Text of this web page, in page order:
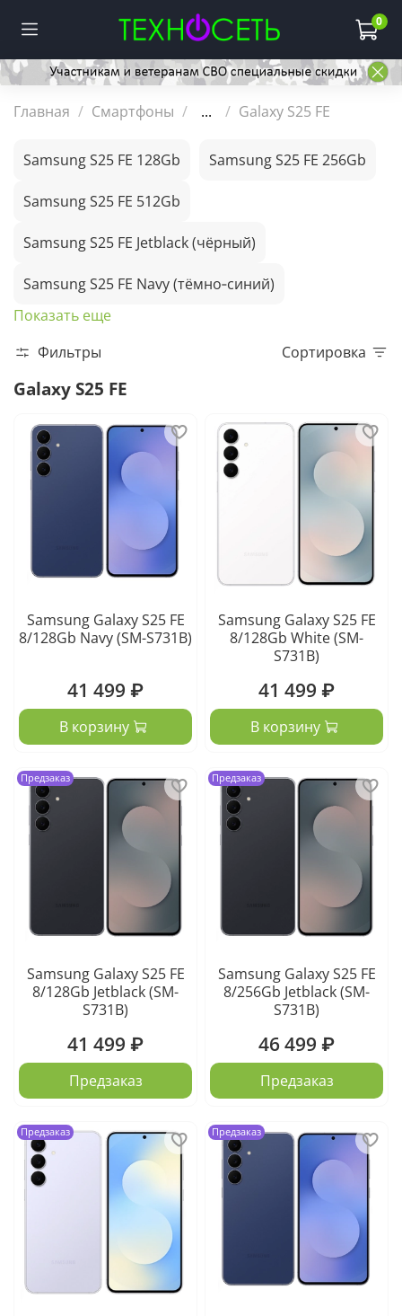
0
Главная Смартфоны ... Galaxy S25 FE
Samsung S25 FE 128Gb Samsung S25 FE 256Gb
Samsung S25 FE 512Gb
Samsung S25 FE Jetblack (чёрный)
Samsung S25 FE Navy (тёмно‑синий)
Показать еще
Фильтры
Сортировка
Galaxy S25 FE
Samsung Galaxy S25 FE
8/128Gb Navy (SM-S731B)
41 499 ₽
В корзину
Samsung Galaxy S25 FE
8/128Gb White (SM-
S731B)
41 499 ₽
В корзину
Предзаказ
Samsung Galaxy S25 FE
8/128Gb Jetblack (SM-
S731B)
41 499 ₽
Предзаказ
Предзаказ
Samsung Galaxy S25 FE
8/256Gb Jetblack (SM-
S731B)
46 499 ₽
Предзаказ
Предзаказ Предзаказ